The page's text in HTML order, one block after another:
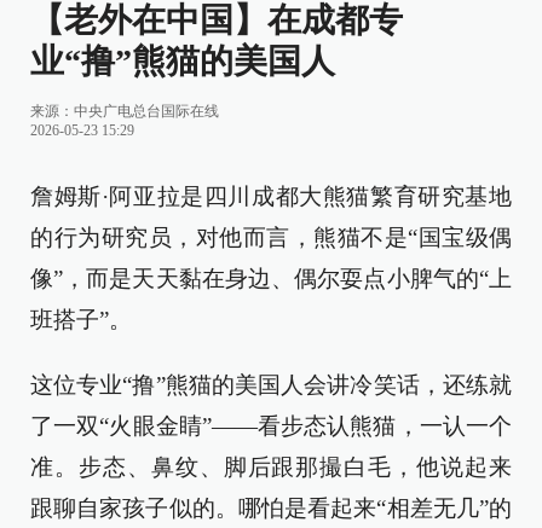
【老外在中国】在成都专
业“撸”熊猫的美国人
来源： 中央广电总台国际在线
2026-05-23 15:29
詹姆斯·阿亚拉是四川成都大熊猫繁育研究基地
的行为研究员，对他而言，熊猫不是“国宝级偶
像”，而是天天黏在身边、偶尔耍点小脾气的“上
班搭子”。
这位专业“撸”熊猫的美国人会讲冷笑话，还练就
了一双“火眼金睛”——看步态认熊猫，一认一个
准。步态、鼻纹、脚后跟那撮白毛，他说起来
跟聊自家孩子似的。哪怕是看起来“相差无几”的